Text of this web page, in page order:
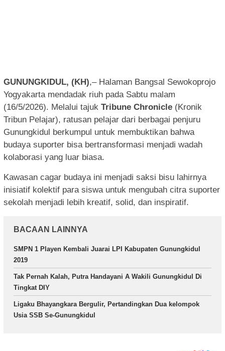
GUNUNGKIDUL, (KH),– Halaman Bangsal Sewokoprojo
Yogyakarta mendadak riuh pada Sabtu malam
(16/5/2026). Melalui tajuk Tribune Chronicle (Kronik
Tribun Pelajar), ratusan pelajar dari berbagai penjuru
Gunungkidul berkumpul untuk membuktikan bahwa
budaya suporter bisa bertransformasi menjadi wadah
kolaborasi yang luar biasa.
Kawasan cagar budaya ini menjadi saksi bisu lahirnya
inisiatif kolektif para siswa untuk mengubah citra suporter
sekolah menjadi lebih kreatif, solid, dan inspiratif.
BACAAN LAINNYA
SMPN 1 Playen Kembali Juarai LPI Kabupaten Gunungkidul
2019
Tak Pernah Kalah, Putra Handayani A Wakili Gunungkidul Di
Tingkat DIY
Ligaku Bhayangkara Bergulir, Pertandingkan Dua kelompok
Usia SSB Se-Gunungkidul